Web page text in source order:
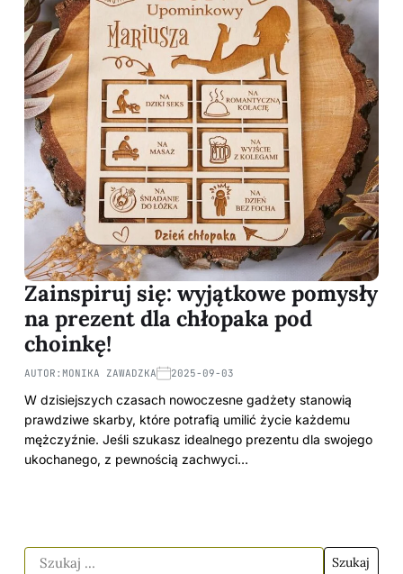
Zainspiruj się: wyjątkowe pomysły
na prezent dla chłopaka pod
choinkę!
AUTOR: MONIKA ZAWADZKA 2025-09-03
W dzisiejszych czasach nowoczesne gadżety stanowią
prawdziwe skarby, które potrafią umilić życie każdemu
mężczyźnie. Jeśli szukasz idealnego prezentu dla swojego
ukochanego, z pewnością zachwyci…